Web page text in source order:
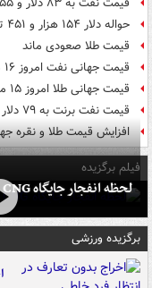
حواله دلار ۱۵۴ هزار و ۴۵۱ تومان شد
قیمت طلا صعودی ماند
قیمت جهانی نفت امروز ۱۶ مرداد
قیمت جهانی طلا امروز ۱۵ مرداد
قیمت نفت برنت به ۷۹ دلار رسید
افزایش قیمت طلا و نقره
فیلم برگزیده
لحظه انفجار جایگاه CNG "صحنه" در دوربین مداربسته
برگزیده ورزشی